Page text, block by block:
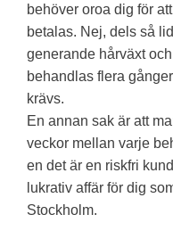
behöver oroa dig för
betalas. Nej, dels så
generande hårväxt
behandlas flera
krävs.
En annan sak är att
veckor mellan varje
en det är en riskfri
lukrativ affär för dig
Stockholm.